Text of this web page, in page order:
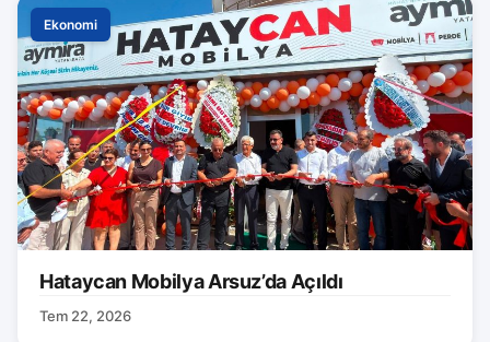
Ekonomi
Hataycan Mobilya Arsuz’da Açıldı
Tem 22, 2026